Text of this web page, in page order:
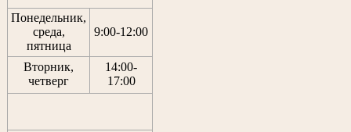
Понедельник,
среда,
пятница
9:00-12:00
Вторник,
четверг
14:00-
17:00